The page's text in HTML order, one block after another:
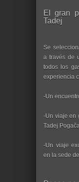
El gran
Tadej
Se
a través de
todos los
experiencia
-Un
-Un viaje en
Tadej
-Un viaje
en la sede